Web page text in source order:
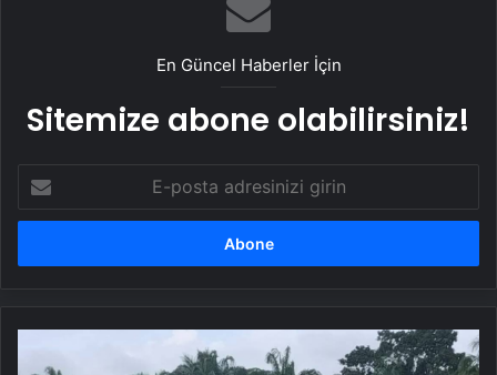
En Güncel Haberler İçin
Sitemize abone olabilirsiniz!
posta
adresinizi
bataklığa